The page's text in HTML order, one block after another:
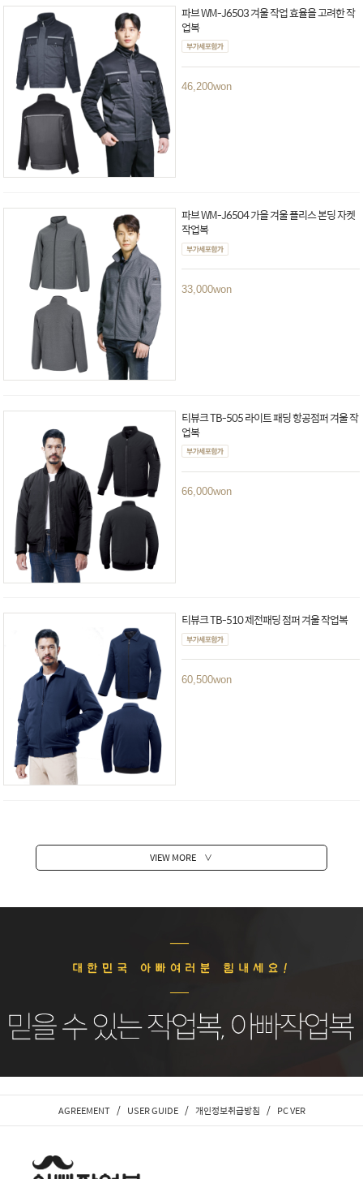
파브 WM-J6503 겨울 작업 효율을 고려한 작
업복
46,200won
파브 WM-J6504 가을 겨울 플리스 본딩 자켓
작업복
33,000won
티뷰크 TB-505 라이트 패딩 항공점퍼 겨울 작
업복
66,000won
티뷰크 TB-510 제전패딩 점퍼 겨울 작업복
60,500won
VIEW MORE ∨
AGREEMENT / USER GUIDE / 개인정보취급방침 / PC VER